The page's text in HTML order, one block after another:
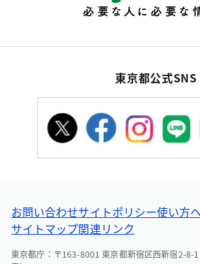
東京都公式SNS
お問い合わせサイトポリシー使い方
サイトマップ関連リンク
東京都庁：〒163-8001 東京都新宿区西新宿2-8-